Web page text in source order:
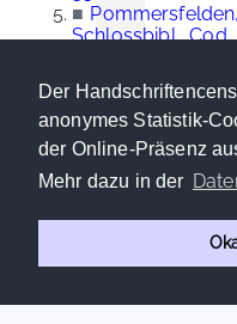
Der
anonymes Statistik-
der Online-Präsenz
Mehr dazu in der
■
Schlossbibl., Cod.